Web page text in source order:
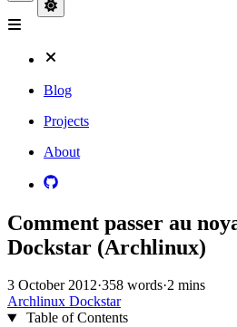
Blog
Projects
About
Comment passer au
Dockstar (Archlinux)
3 October 2012·358 words·2 mins
Archlinux Dockstar
Table of Contents